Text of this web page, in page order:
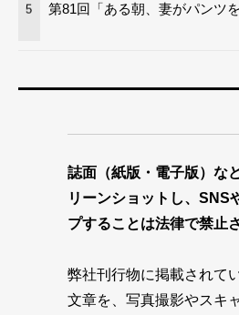
5 第81回「ある朝、妻がパンツ
誌面（紙版・電子版）な
リーンショットし、SNS
プすることは法律で禁止
弊社刊行物に掲載されて
文章を、写真撮影やスキ